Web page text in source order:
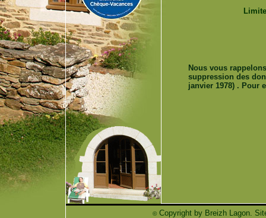
Nous vous
suppression des
janvier 1978) . Pour
©Copyright by Breizh Lagon.